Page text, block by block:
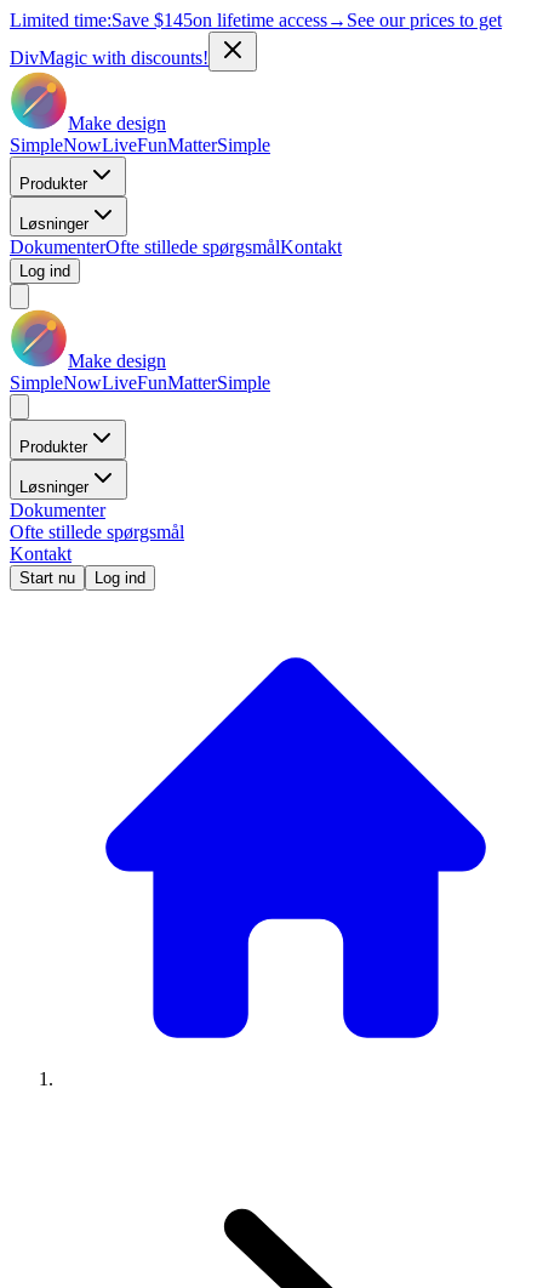
Limited time:Save $145on lifetime access→ See our prices to get
DivMagic with discounts!
Make design
SimpleNowLiveFunMatterSimple
Produkter
Løsninger
DokumenterOfte stillede spørgsmålKontakt
Log ind
Make design
SimpleNowLiveFunMatterSimple
Produkter
Løsninger
Dokumenter
Ofte stillede spørgsmål
Kontakt
Start nu Log ind